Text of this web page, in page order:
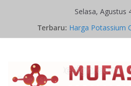
Selasa, Agustus
Terbaru: Harga Potassium
Stoikiometri Iron
Jual Potassium